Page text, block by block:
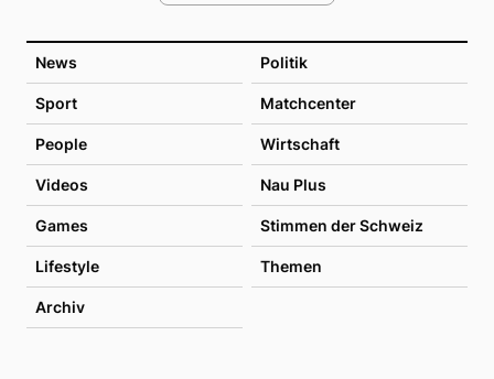
News Politik
Sport Matchcenter
People Wirtschaft
Videos Nau Plus
Games Stimmen der Schweiz
Lifestyle Themen
Archiv